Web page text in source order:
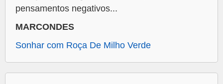
pensamentos negativos...
MARCONDES
Sonhar com Roça De Milho Verde